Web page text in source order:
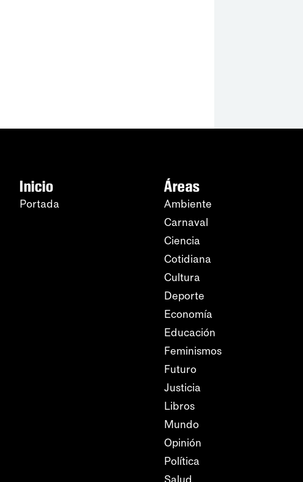
Inicio
Portada
Áreas
Ambiente
Carnaval
Ciencia
Cotidiana
Cultura
Deporte
Economía
Educación
Feminismos
Futuro
Justicia
Libros
Mundo
Opinión
Política